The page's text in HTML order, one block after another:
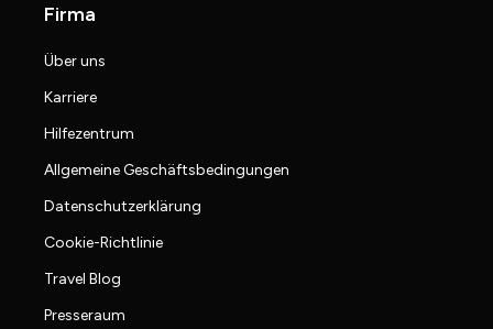
Firma
Über uns
Karriere
Hilfezentrum
Allgemeine Geschäftsbedingungen
Datenschutzerklärung
Cookie-Richtlinie
Travel Blog
Presseraum